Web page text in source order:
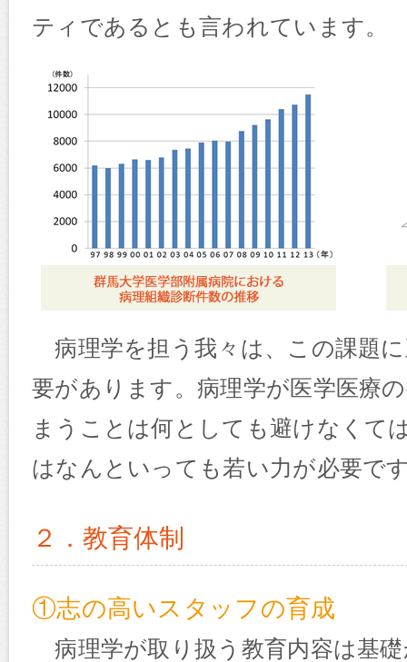
ティであるとも言われています。
病理学を担う我々は、この課題
要があります。病理学が医学医療
まうことは何としても避けなくて
はなんといっても若い力が必要で
２．教育体制
①志の高いスタッフの育成
病理学が取り扱う教育内容は基